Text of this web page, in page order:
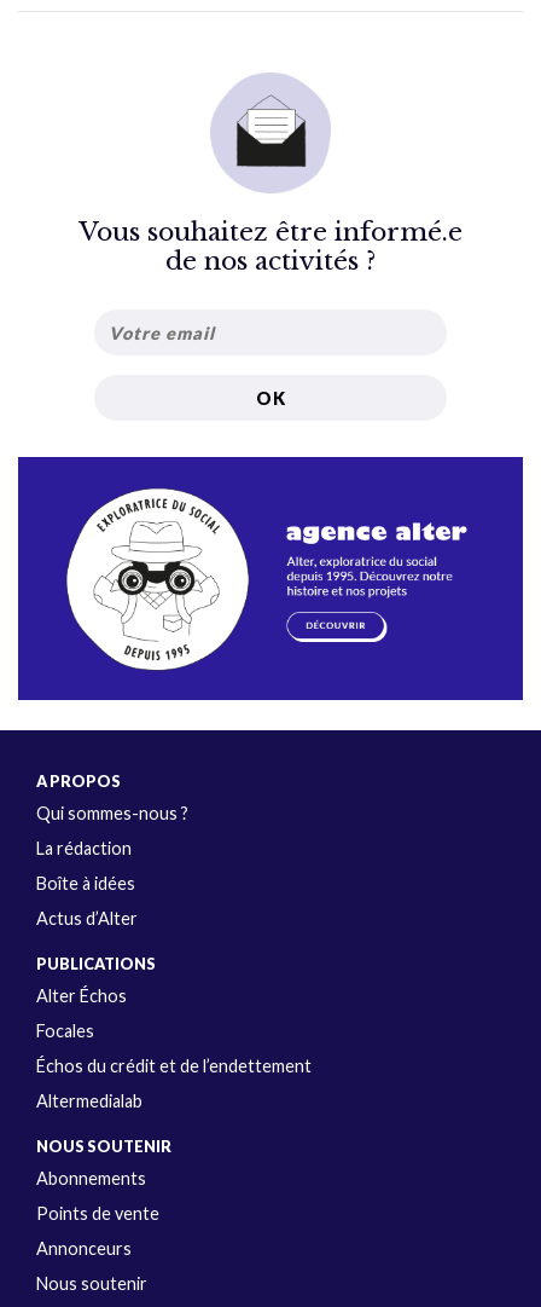
Vous souhaitez être informé.e
de nos activités ?
A PROPOS
Qui sommes-nous ?
La rédaction
Boîte à idées
Actus d’Alter
PUBLICATIONS
Alter Échos
Focales
Échos du crédit et de l’endettement
Altermedialab
NOUS SOUTENIR
Abonnements
Points de vente
Annonceurs
Nous soutenir